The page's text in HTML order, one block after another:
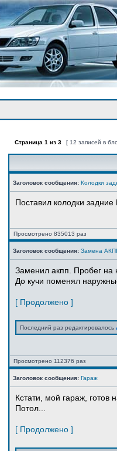
Страница 1 из 3 [ 12 записей в
Заголовок сообщения: Колодки
Поставил колодки задние
Просмотрено 835013 раз
Заголовок сообщения: Замена
Заменил акпп. Пробег на
До кучи поменял
[ Продолжено ]
Последний раз редактировалось
Просмотрено 112376 раз
Заголовок сообщения: Гараж
Кстати, мой гараж,
Потол...
[ Продолжено ]